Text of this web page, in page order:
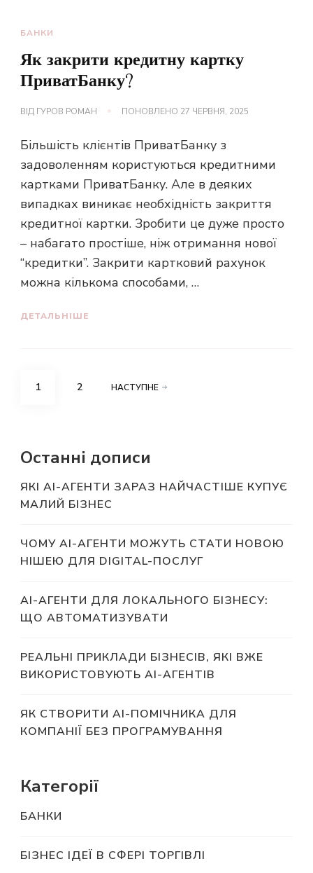
БАНКИ
Як закрити кредитну картку
ПриватБанку?
ВІД ГУРОВ РОМАН ПОНОВЛЕНО 27 ЧЕРВНЯ, 2025
Більшість клієнтів ПриватБанку з
задоволенням користуються кредитними
картками ПриватБанку. Але в деяких
випадках виникає необхідність закриття
кредитної картки. Зробити це дуже просто
– набагато простіше, ніж отримання нової
“кредитки”. Закрити картковий рахунок
можна кількома способами, …
ДЕТАЛЬНІШЕ
Пагінація
СТОРІНКУ
1 СТОРІНКУ
2 НАСТУПНЕ
Останні дописи
ЯКІ AI-АГЕНТИ ЗАРАЗ НАЙЧАСТІШЕ КУПУЄ
МАЛИЙ БІЗНЕС
ЧОМУ AI-АГЕНТИ МОЖУТЬ СТАТИ НОВОЮ
НІШЕЮ ДЛЯ DIGITAL-ПОСЛУГ
AI-АГЕНТИ ДЛЯ ЛОКАЛЬНОГО БІЗНЕСУ:
ЩО АВТОМАТИЗУВАТИ
РЕАЛЬНІ ПРИКЛАДИ БІЗНЕСІВ, ЯКІ ВЖЕ
ВИКОРИСТОВУЮТЬ AI-АГЕНТІВ
ЯК СТВОРИТИ AI-ПОМІЧНИКА ДЛЯ
КОМПАНІЇ БЕЗ ПРОГРАМУВАННЯ
Категорії
БАНКИ
БІЗНЕС ІДЕЇ В СФЕРІ ТОРГІВЛІ